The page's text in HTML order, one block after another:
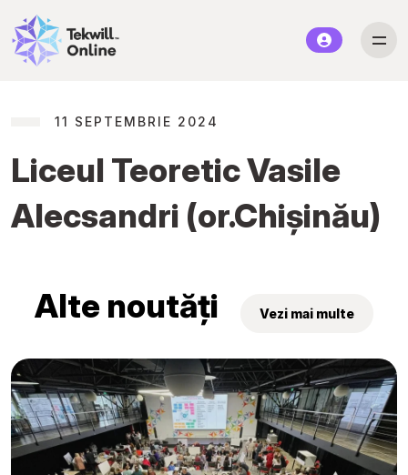
11 SEPTEMBRIE 2024
Liceul Teoretic Vasile
Alecsandri (or.Chișinău)
Alte noutăți Vezi mai multe